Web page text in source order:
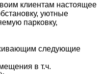
клиентам настоящее
уютные
парковку,
следующие
в т.ч.